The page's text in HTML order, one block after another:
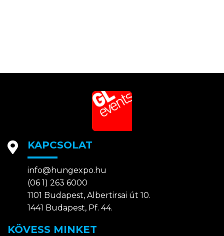
KAPCSOLAT
info@hungexpo.hu
(06 1) 263 6000
1101 Budapest, Albertirsai út 10.
1441 Budapest, Pf. 44.
KÖVESS MINKET